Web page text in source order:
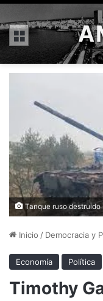
Menú
Tanque ruso destruido
Inicio / Democracia y
Economía Política
Timothy